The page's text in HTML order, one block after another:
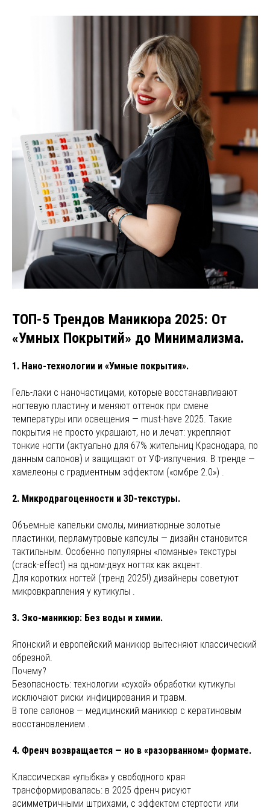
ТОП-5 Трендов Маникюра 2025: От
«Умных Покрытий» до Минимализма.
1. Нано-технологии и «Умные покрытия».
Гель-лаки с наночастицами, которые восстанавливают
ногтевую пластину и меняют оттенок при смене
температуры или освещения — must-have 2025. Такие
покрытия не просто украшают, но и лечат: укрепляют
тонкие ногти (актуально для 67% жительниц Краснодара, по
данным салонов) и защищают от УФ-излучения. В тренде —
хамелеоны с градиентным эффектом («омбре 2.0») .
2. Микродрагоценности и 3D-текстуры.
Объемные капельки смолы, миниатюрные золотые
пластинки, перламутровые капсулы — дизайн становится
тактильным. Особенно популярны «ломаные» текстуры
(crack-effect) на одном-двух ногтях как акцент.
Для коротких ногтей (тренд 2025!) дизайнеры советуют
микровкрапления у кутикулы .
3. Эко-маникюр: Без воды и химии.
Японский и европейский маникюр вытесняют классический
обрезной.
Почему?
Безопасность: технологии «сухой» обработки кутикулы
исключают риски инфицирования и травм.
В топе салонов — медицинский маникюр с кератиновым
восстановлением .
4. Френч возвращается — но в «разорванном» формате.
Классическая «улыбка» у свободного края
трансформировалась: в 2025 френч рисуют
асимметричными штрихами, с эффектом стертости или